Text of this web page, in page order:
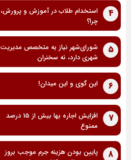
4
استخدام طلاب در آموزش و پرورش،
چرا؟
5
شورای‌شهر نیاز به متخصص مدیریت
شهری دارد، نه سخنران
6 این گوی و این میدان!
7
افزایش اجاره بها بیش از 15 درصد
ممنوع
8
پایین بودن هزینه جرم موجب بروز